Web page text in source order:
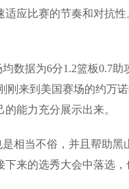
适应比赛的节奏和对抗性
数据为6分1.2篮板0.7助
刚来到美国赛场的约万
能力充分展示出来。
相当不俗，并且帮助黑
下来的选秀大会中落选，